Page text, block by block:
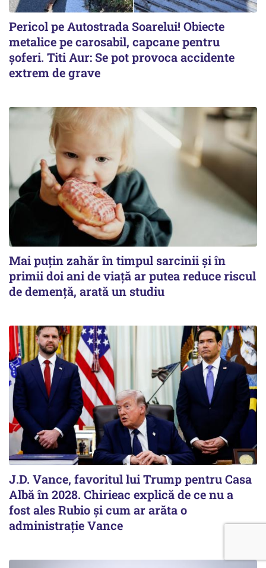
Pericol pe Autostrada Soarelui! Obiecte
metalice pe carosabil, capcane pentru
șoferi. Titi Aur: Se pot provoca accidente
extrem de grave
Mai puțin zahăr în timpul sarcinii și în
primii doi ani de viață ar putea reduce riscul
de demență, arată un studiu
J.D. Vance, favoritul lui Trump pentru Casa
Albă în 2028. Chirieac explică de ce nu a
fost ales Rubio și cum ar arăta o
administrație Vance